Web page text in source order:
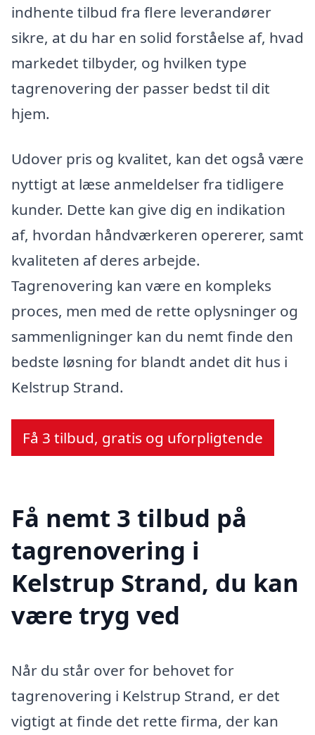
indhente tilbud fra flere leverandører
sikre, at du har en solid forståelse af, hvad
markedet tilbyder, og hvilken type
tagrenovering der passer bedst til dit
hjem.
Udover pris og kvalitet, kan det også være
nyttigt at læse anmeldelser fra tidligere
kunder. Dette kan give dig en indikation
af, hvordan håndværkeren opererer, samt
kvaliteten af deres arbejde.
Tagrenovering kan være en kompleks
proces, men med de rette oplysninger og
sammenligninger kan du nemt finde den
bedste løsning for blandt andet dit hus i
Kelstrup Strand.
Få 3 tilbud, gratis og uforpligtende
Få nemt 3 tilbud på
tagrenovering i
Kelstrup Strand, du kan
være tryg ved
Når du står over for behovet for
tagrenovering i Kelstrup Strand, er det
vigtigt at finde det rette firma, der kan